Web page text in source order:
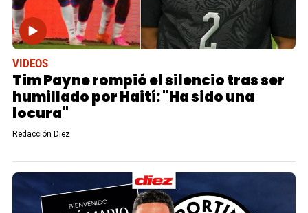
VIDEOS
Tim Payne rompió el silencio tras ser
humillado por Haití: "Ha sido una
locura"
Redacción Diez